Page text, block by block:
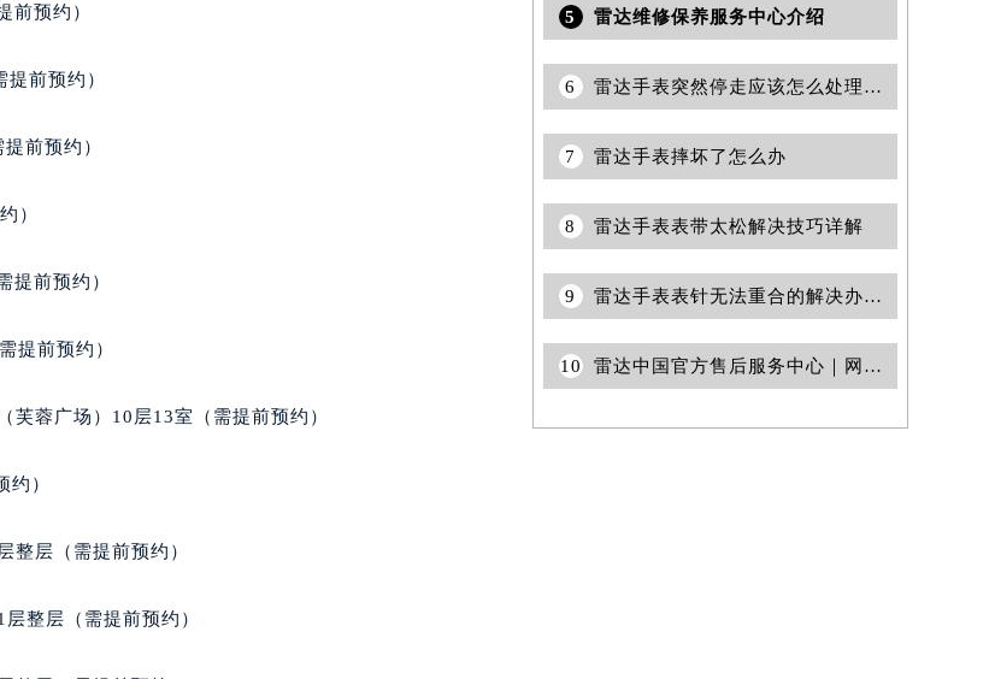
需提前预约）
提前预约）
授权店1楼雷达售后服务中心（需提前预约）
11层1102室雷达售后服务中心（北京总部）（需提前预约）
后服务中心（需提前预约）
务中心（需提前预约）
心（需提前预约）
服务中心（需提前预约）
务中心（需提前预约）
尔敦路交叉口雷达售后服务中心（需提前预约）
前预约）
前预约）
前预约）
）
提前预约）
提前预约）
蓉广场）10层13室（需提前预约）
）
整层（需提前预约）
整层（需提前预约）
5 雷达维修保养服务中心介绍
6 雷达手表突然停走应该怎么处理呢？
7 雷达手表摔坏了怎么办
8 雷达手表表带太松解决技巧详解
9 雷达手表表针无法重合的解决办法是什么？
10 雷达中国官方售后服务中心｜网点地址与官方电话权威信息通知（2026年7月最新）